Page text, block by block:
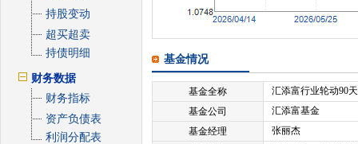
持股变动
超买超卖
持债明细
财务数据
财务指标
资产负债表
利润分配表
基金情况
基金全称
汇添富行业轮动90
基金公司
汇添富基金
基金经理
张丽杰